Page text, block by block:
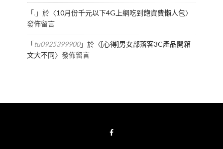
「.」於〈10月份千元以下4G上網吃到飽資費懶人包〉
發佈留言
「tu0925399900」於〈[心得]男女部落客3C產品開箱
文大不同〉發佈留言